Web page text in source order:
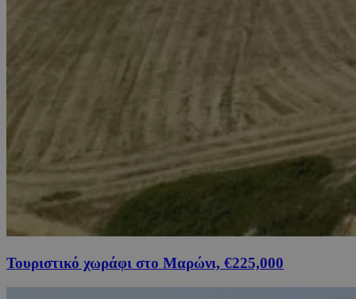
Τουριστικό χωράφι στο Μαρώνι, €225,000